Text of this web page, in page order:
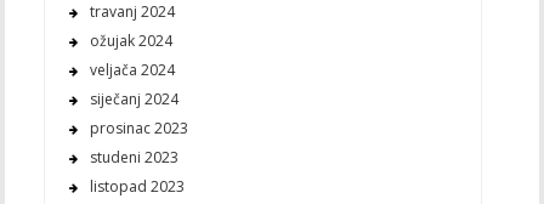
travanj 2024
ožujak 2024
veljača 2024
siječanj 2024
prosinac 2023
studeni 2023
listopad 2023